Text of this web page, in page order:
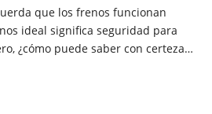
que los frenos funcionan
ideal significa seguridad para
¿cómo puede saber con certeza…